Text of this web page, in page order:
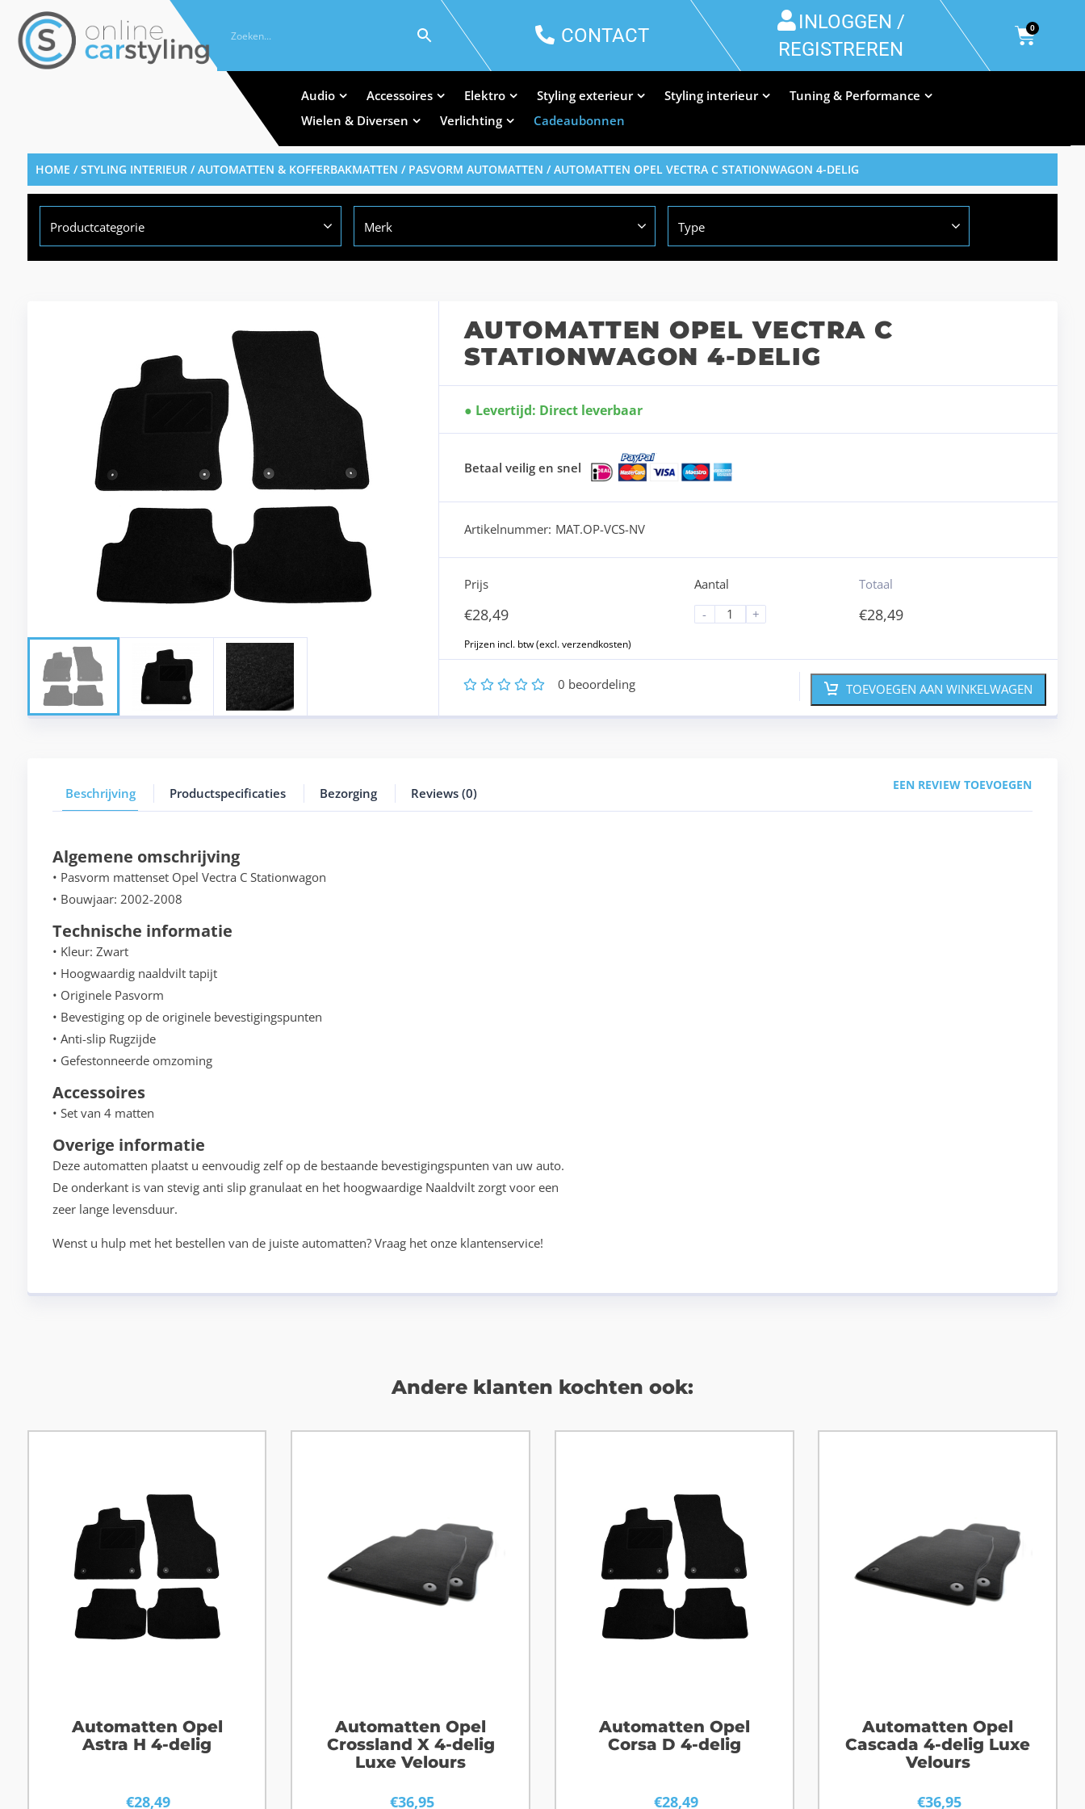
CONTACT
INLOGGEN /
REGISTREREN
0
Audio Accessoires Elektro Styling exterieur Styling interieur
Tuning & Performance
Wielen & Diversen
Verlichting Cadeaubonnen
HOME /STYLING INTERIEUR/AUTOMATTEN & KOFFERBAKMATTEN / PASVORM AUTOMATTEN / AUTOMATTEN OPEL VECTRA C STATIONWAGON 4-DELIG
Productcategorie Merk Type
AUTOMATTEN OPEL VECTRA C
STATIONWAGON 4-DELIG
Levertijd: Direct leverbaar
Betaal veilig en snel
Artikelnummer: MAT.OP-VCS-NV
Prijs
€28,49
Aantal
-
+
Totaal
€28,49
5
4
3
2 0 beoordeling TOEVOEGEN AAN WINKELWAGEN
Beschrijving Productspecificaties Bezorging Reviews (0)
EEN REVIEW TOEVOEGEN
Algemene omschrijving
• Pasvorm mattenset Opel Vectra C Stationwagon
• Bouwjaar: 2002-2008
Technische informatie
• Kleur: Zwart
• Hoogwaardig naaldvilt tapijt
• Originele Pasvorm
• Bevestiging op de originele bevestigingspunten
• Anti-slip Rugzijde
• Gefestonneerde omzoming
Accessoires
• Set van 4 matten
Overige informatie
Deze automatten plaatst u eenvoudig zelf op de bestaande bevestigingspunten van uw auto.
De onderkant is van stevig anti slip granulaat en het hoogwaardige Naaldvilt zorgt voor een
zeer lange levensduur.
Wenst u hulp met het bestellen van de juiste automatten? Vraag het onze klantenservice!
Andere klanten kochten ook:
Automatten Opel
Astra H 4-delig
€28,49
Automatten Opel
Crossland X 4-delig
Luxe Velours
€36,95
Automatten Opel
Corsa D 4-delig
€28,49
Automatten Opel
Cascada 4-delig Luxe
Velours
€36,95